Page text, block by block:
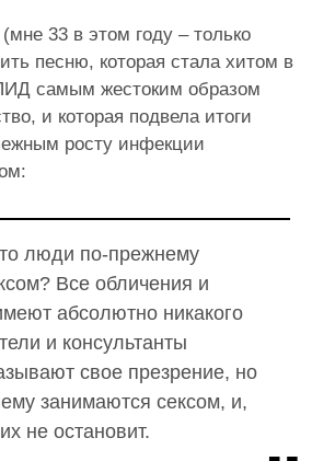
33 в этом году – только
песню, которая стала хитом в
самым жестоким образом
и которая подвела итоги
росту инфекции
люди по-прежнему
Все обличения и
абсолютно никакого
и консультанты
свое презрение, но
занимаются сексом, и,
не остановит.